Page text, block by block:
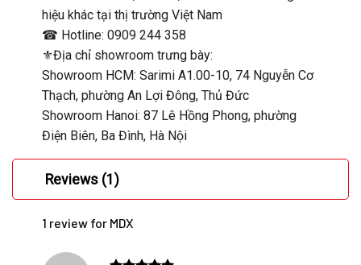
hiệu khác tại thị trường Việt Nam
☎ Hotline: 0909 244 358
⚜️Địa chỉ showroom trưng bày:
Showroom HCM: Sarimi A1.00-10, 74 Nguyễn Cơ
Thạch, phường An Lợi Đông, Thủ Đức
Showroom Hanoi: 87 Lê Hồng Phong, phường
Điện Biên, Ba Đình, Hà Nội
Reviews (1)
1 review for MDX